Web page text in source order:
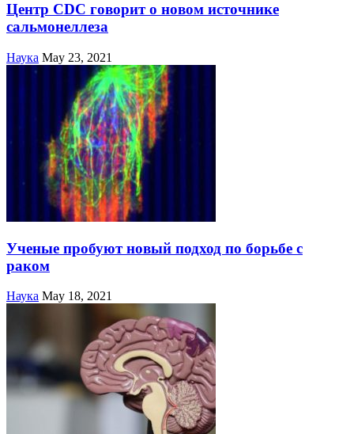
Центр CDC говорит о новом источнике
сальмонеллеза
Наука May 23, 2021
Ученые пробуют новый подход по борьбе с
раком
Наука May 18, 2021